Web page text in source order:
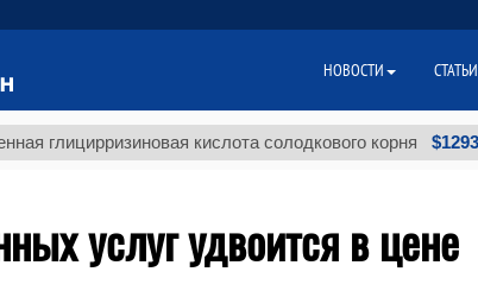
кислота солодкового корня $12935,18
услуг удвоится в цене
НОВОСТИ СТАТЬИ